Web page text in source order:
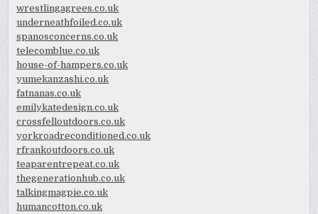
wrestlingagrees.co.uk
underneathfoiled.co.uk
spanosconcerns.co.uk
telecomblue.co.uk
house-of-hampers.co.uk
yumekanzashi.co.uk
fatnanas.co.uk
emilykatedesign.co.uk
crossfelloutdoors.co.uk
yorkroadreconditioned.co.uk
rfrankoutdoors.co.uk
teaparentrepeat.co.uk
thegenerationhub.co.uk
talkingmagpie.co.uk
humancotton.co.uk